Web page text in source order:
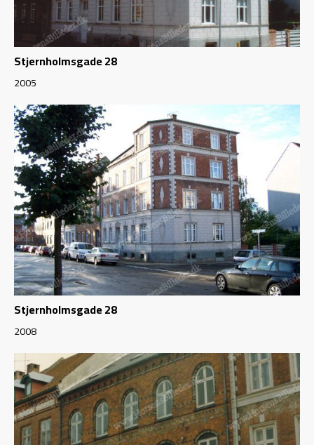
Stjernholmsgade 28
2005
Stjernholmsgade 28
2008